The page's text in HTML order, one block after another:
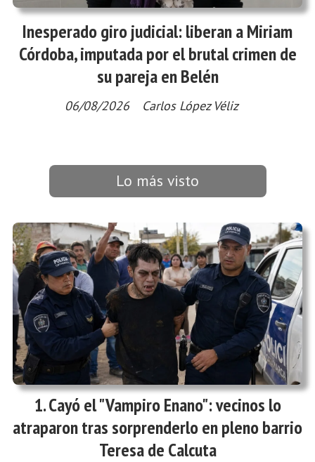
Inesperado giro judicial: liberan a Miriam
Córdoba, imputada por el brutal crimen de
su pareja en Belén
Carlos López Véliz
06/08/2026
Lo más visto
Cayó el "Vampiro Enano": vecinos lo
atraparon tras sorprenderlo en pleno barrio
Teresa de Calcuta